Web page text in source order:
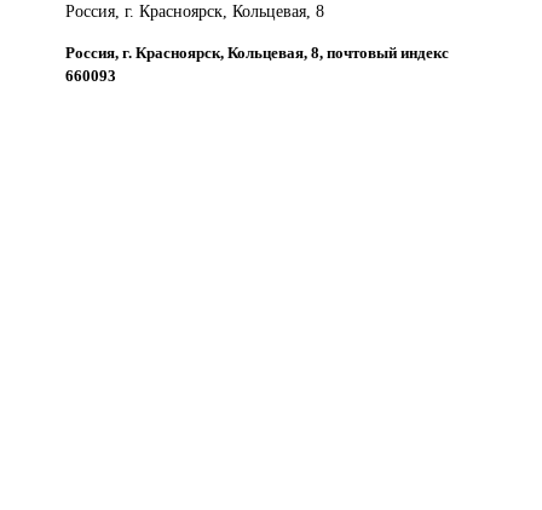
Россия, г. Красноярск, Кольцевая, 8
Россия, г. Красноярск, Кольцевая, 8, почтовый индекс
660093